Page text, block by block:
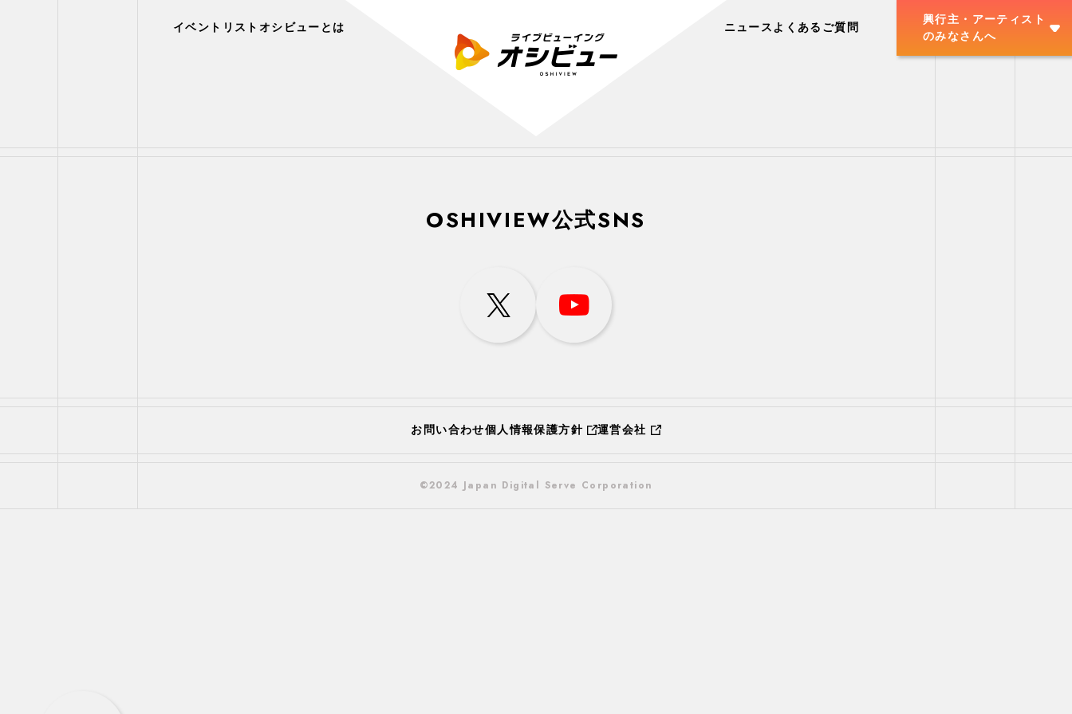
イベントリスト オシビューとは ニュース よくあるご質問
興行主・アーティスト
のみなさんへ
OSHIVIEW公式SNS
お問い合わせ個人情報保護方針 運営会社
©2024 Japan Digital Serve Corporation